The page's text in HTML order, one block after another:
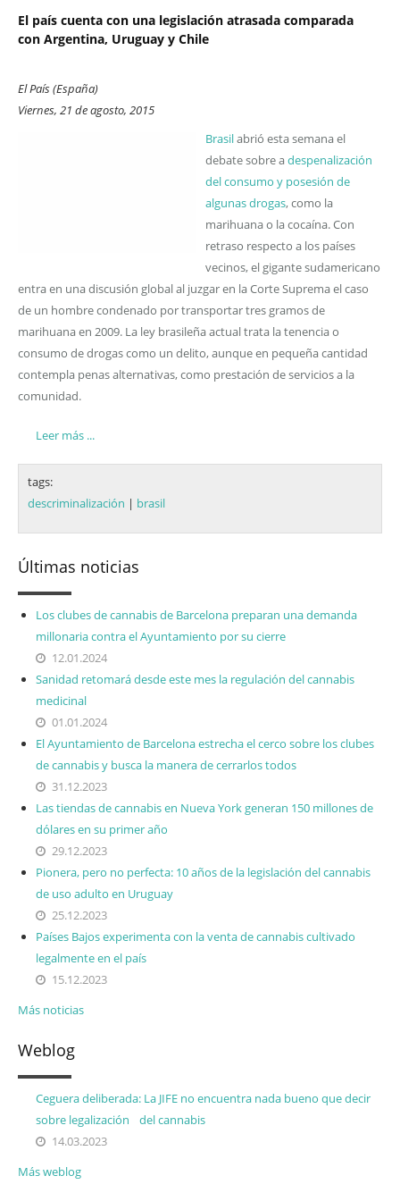
El país cuenta con una legislación atrasada comparada
con Argentina, Uruguay y Chile
El País (España)
Viernes, 21 de agosto, 2015
Brasilabrió esta semana el
debate sobre adespenalización
del consumo y posesión de
algunas drogas, como la
marihuana o la cocaína. Con
retraso respecto a los países
vecinos, el gigante sudamericano
entra en una discusión global al juzgar en la Corte Suprema el caso
de un hombre condenado por transportar tres gramos de
marihuana en 2009. La ley brasileña actual trata la tenencia o
consumo de drogas como un delito, aunque en pequeña cantidad
contempla penas alternativas, como prestación de servicios a la
comunidad.
Leer más ...
tags:
descriminalización | brasil
Últimas noticias
Los clubes de cannabis de Barcelona preparan una demanda
millonaria contra el Ayuntamiento por su cierre
12.01.2024
Sanidad retomará desde este mes la regulación del cannabis
medicinal
01.01.2024
El Ayuntamiento de Barcelona estrecha el cerco sobre los clubes
de cannabis y busca la manera de cerrarlos todos
31.12.2023
Las tiendas de cannabis en Nueva York generan 150 millones de
dólares en su primer año
29.12.2023
Pionera, pero no perfecta: 10 años de la legislación del cannabis
de uso adulto en Uruguay
25.12.2023
Países Bajos experimenta con la venta de cannabis cultivado
legalmente en el país
15.12.2023
Más noticias
Weblog
Ceguera deliberada: La JIFE no encuentra nada bueno que decir
sobre legalización del cannabis
14.03.2023
Más weblog